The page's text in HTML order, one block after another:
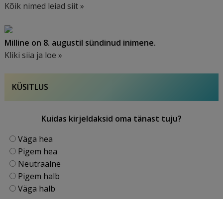
Kõik nimed leiad siit »
Milline on 8. augustil sündinud inimene.
Kliki siia ja loe »
KÜSITLUS
Kuidas kirjeldaksid oma tänast tuju?
Väga hea
Pigem hea
Neutraalne
Pigem halb
Väga halb